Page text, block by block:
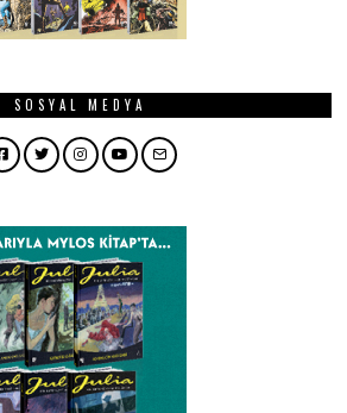
SOSYAL MEDYA
Facebook
TwitterInstagram
YouTubeEmail